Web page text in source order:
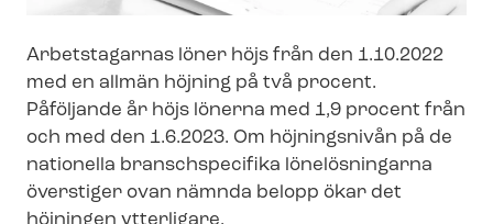
Arbetstagarnas löner höjs från den 1.10.2022
med en allmän höjning på två procent.
Påföljande år höjs lönerna med 1,9 procent från
och med den 1.6.2023. Om höjningsnivån på de
nationella branschspecifika lönelösningarna
överstiger ovan nämnda belopp ökar det